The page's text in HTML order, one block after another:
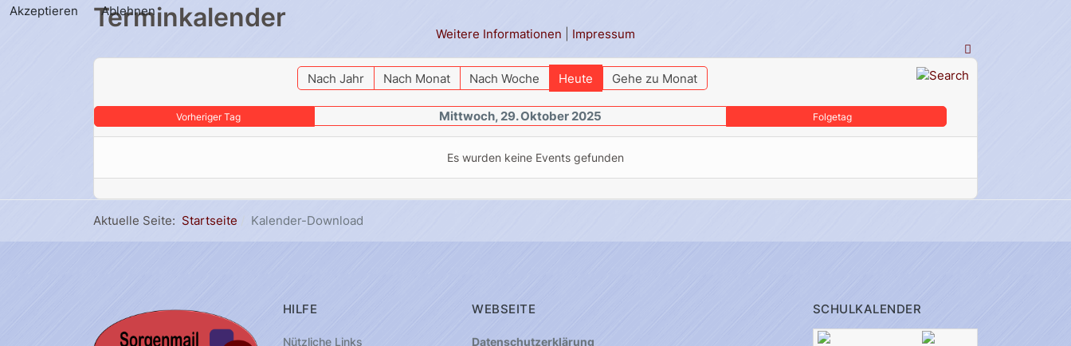
Terminkalender
Nach Jahr Nach Monat Nach Woche Heute Gehe zu Monat
Vorheriger Tag Mittwoch, 29. Oktober 2025 Folgetag
Es wurden keine Events gefunden
Aktuelle Seite: Startseite Kalender-Download
HILFE
Nützliche Links
WEBSEITE
Datenschutzerklärung
SCHULKALENDER
Akzeptieren
Ablehnen
Weitere Informationen
Impressum